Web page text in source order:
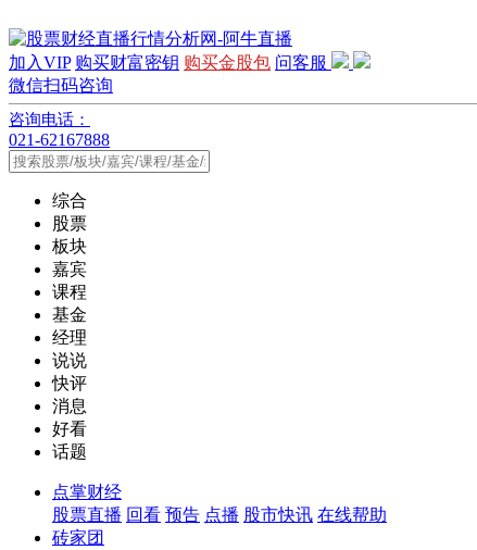
加入VIP 购买财富密钥 购买金股包 问客服
微信扫码咨询
咨询电话：
021-62167888
综合
股票
板块
嘉宾
课程
基金
经理
说说
快评
消息
好看
话题
点掌财经
股票直播 回看 预告 点播 股市快讯 在线帮助
砖家团